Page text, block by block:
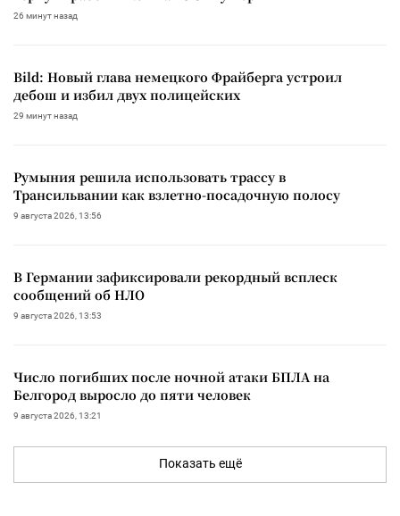
26 минут назад
Bild: Новый глава немецкого Фрайберга устроил
дебош и избил двух полицейских
29 минут назад
Румыния решила использовать трассу в
Трансильвании как взлетно-посадочную полосу
9 августа 2026, 13:56
В Германии зафиксировали рекордный всплеск
сообщений об НЛО
9 августа 2026, 13:53
Число погибших после ночной атаки БПЛА на
Белгород выросло до пяти человек
9 августа 2026, 13:21
Показать ещё